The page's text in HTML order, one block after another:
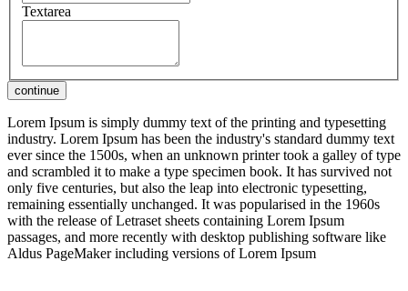
Textarea
Lorem Ipsum is simply dummy text of the printing and typesetting
industry. Lorem Ipsum has been the industry's standard dummy text
ever since the 1500s, when an unknown printer took a galley of type
and scrambled it to make a type specimen book. It has survived not
only five centuries, but also the leap into electronic typesetting,
remaining essentially unchanged. It was popularised in the 1960s
with the release of Letraset sheets containing Lorem Ipsum
passages, and more recently with desktop publishing software like
Aldus PageMaker including versions of Lorem Ipsum